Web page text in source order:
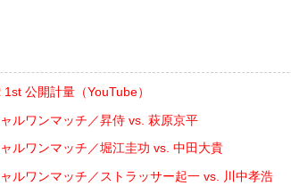
公開計量（YouTube）
ルワンマッチ／昇侍 vs. 萩原京平
ルワンマッチ／堀江圭功 vs. 中田大貴
ルワンマッチ／ストラッサー起一 vs. 川中孝浩